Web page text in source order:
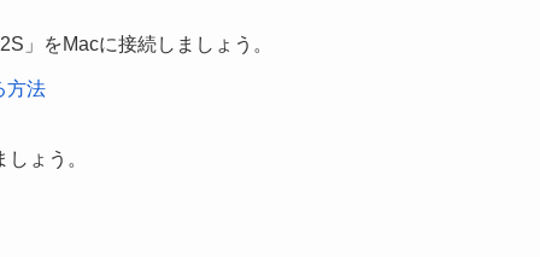
」をMacに接続しましょう。
方法
ょう。